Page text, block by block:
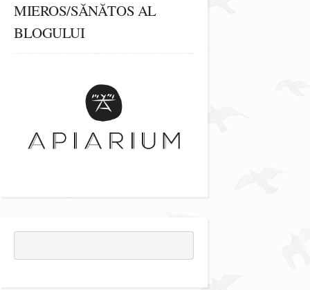
MIEROS/SĂNĂTOS AL
BLOGULUI